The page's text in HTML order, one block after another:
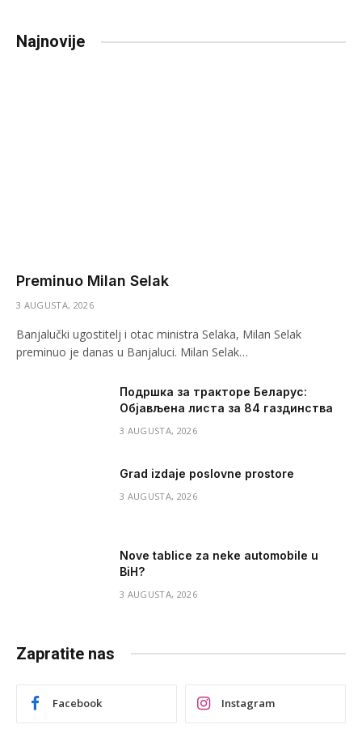
Najnovije
Preminuo Milan Selak
3 AUGUSTA, 2026
Banjalučki ugostitelj i otac ministra Selaka, Milan Selak
preminuo je danas u Banjaluci. Milan Selak…
Подршка за тракторе Беларус:
Објављена листа за 84 газдинства
3 AUGUSTA, 2026
Grad izdaje poslovne prostore
3 AUGUSTA, 2026
Nove tablice za neke automobile u
BiH?
3 AUGUSTA, 2026
Zapratite nas
Facebook Instagram